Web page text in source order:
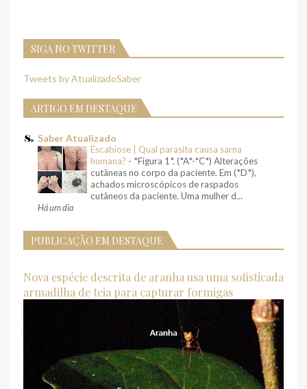
SIGA NO TWITTER
Tweets by AtualizadoSaber
ARTIGO EM DESTAQUE
Saber Atualizado
Escabiose | Qual parasita causa sarna
humana? - *Figura 1*. (*A*-*C*) Alterações
cutâneas no corpo da paciente. Em (*D*),
achados microscópicos de raspados
cutâneos da paciente. Uma mulher d...
Há um dia
PUBLICAÇÃO EM DESTAQUE
Nova espécie descrita de aranha usa uma sofisticada
armadilha de teia para capturar formigas